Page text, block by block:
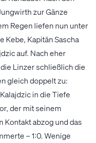
zur Gänze
Regen liefen nun unter
Kebe, Kapitän Sascha
auf. Nach eher
Linzer schließlich die
gleich doppelt zu:
in die Tiefe
der mit seinem
Kontakt abzog und das
– 1:0. Wenige